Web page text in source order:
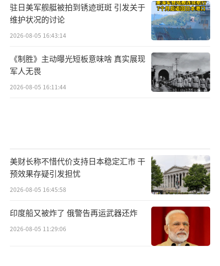
驻日美军舰艇被拍到锈迹斑斑 引发关于
维护状况的讨论
2026-08-05 16:43:14
《制胜》主动曝光短板意味啥 真实展现
军人无畏
2026-08-05 16:11:44
美财长称不惜代价支持日本稳定汇市 干
预效果存疑引发担忧
2026-08-05 16:45:58
印度船又被炸了 俄警告再运武器还炸
2026-08-05 11:29:06